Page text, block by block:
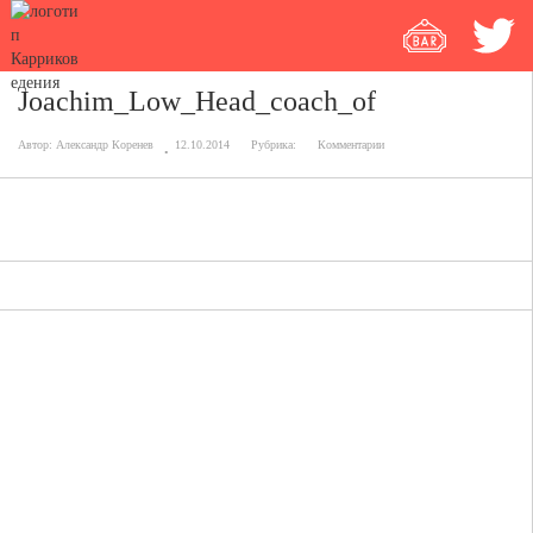
Joachim_Low_Head_coach_of
Автор: Александр Коренев 12.10.2014 Рубрика: Комментарии